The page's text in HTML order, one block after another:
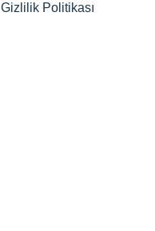
Gizlilik Politikası